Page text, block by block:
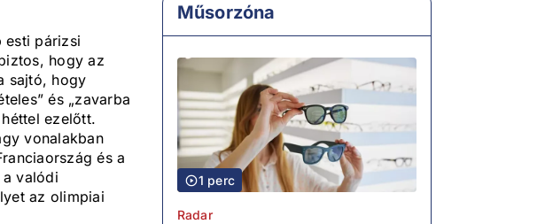
esti párizsi
hogy az
sajtó, hogy
és „zavarba
ezelőtt.
vonalakban
és a
valódi
az olimpiai
Műsorzóna
1 perc
Radar